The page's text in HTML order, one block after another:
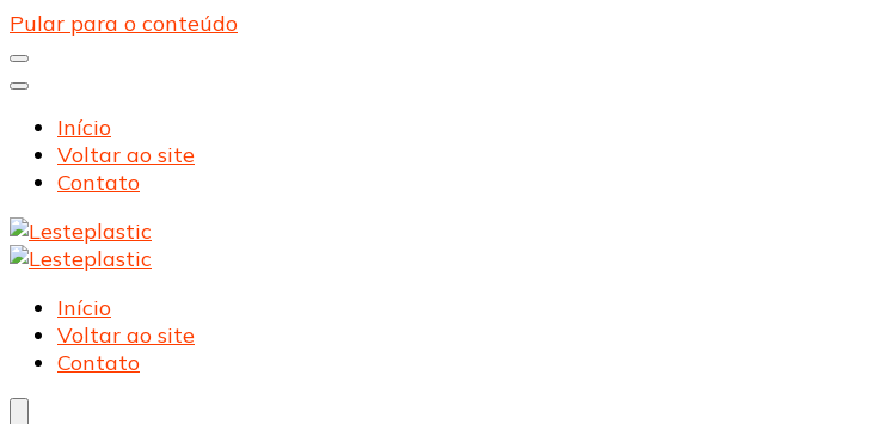
Pular para o conteúdo
Início
Voltar ao site
Contato
Lesteplastic
Blog – Lesteplastic
Lesteplastic
Blog – Lesteplastic
Início
Voltar ao site
Contato